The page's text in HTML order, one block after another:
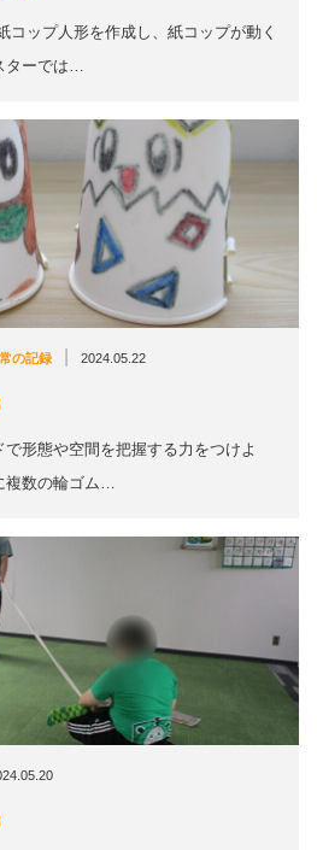
ップ人形を作成し、紙コップが動く
ターでは…
の記録 2024.05.22
で形態や空間を把握する力をつけよ
数の輪ゴム…